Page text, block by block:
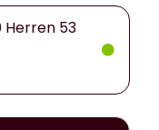
Herren 53